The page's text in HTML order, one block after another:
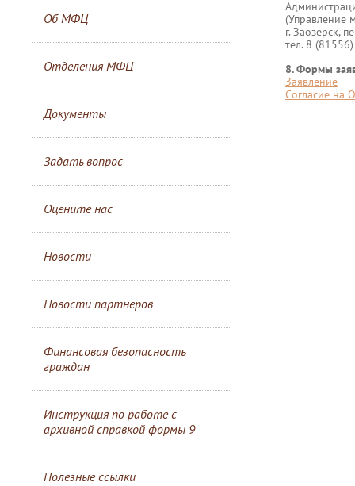
Об МФЦ
Отделения МФЦ
Документы
Задать вопрос
Оцените нас
Новости
Новости партнеров
Финансовая безопасность
граждан
Инструкция по работе с
архивной справкой формы 9
Полезные ссылки
(Управление
г. Заозерск,
тел. 8
8. Формы
Заявление
Согласие на